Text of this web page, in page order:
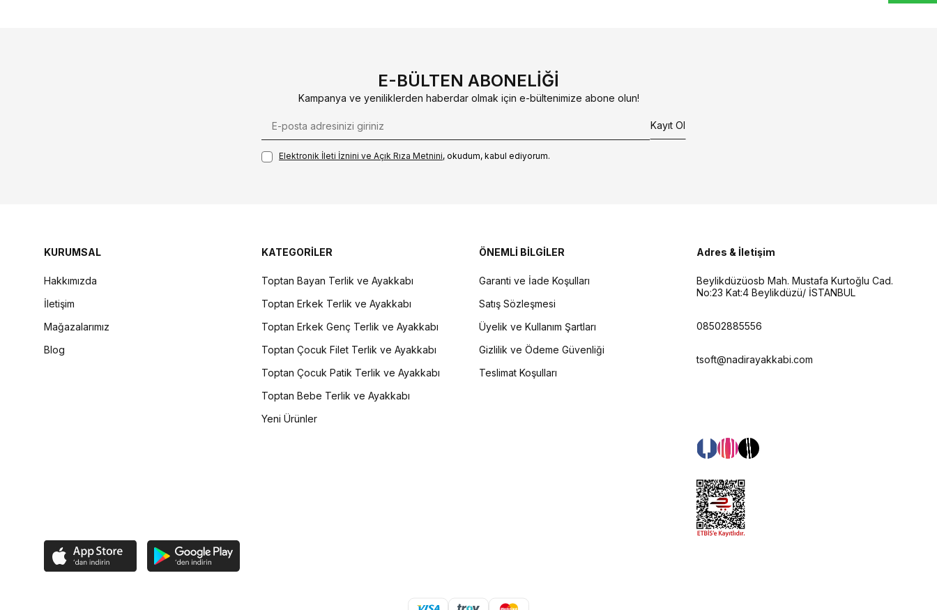
E-BÜLTEN ABONELIĞI
Kampanya ve yeniliklerden haberdar olmak için e-bültenimize abone olun!
Kayıt Ol
Elektronik İleti İzni‌ni ve Açık Rıza Metni‌ni, okudum, kabul ediyorum.
KURUMSAL
Hakkımızda
İletişim
Mağazalarımız
Blog
KATEGORİLER
Toptan Bayan Terlik ve Ayakkabı
Toptan Erkek Terlik ve Ayakkabı
Toptan Erkek Genç Terlik ve Ayakkabı
Toptan Çocuk Filet Terlik ve Ayakkabı
Toptan Çocuk Patik Terlik ve Ayakkabı
Toptan Bebe Terlik ve Ayakkabı
Yeni Ürünler
ÖNEMLİ BİLGİLER
Garanti ve İade Koşulları
Satış Sözleşmesi
Üyelik ve Kullanım Şartları
Gizlilik ve Ödeme Güvenliği
Teslimat Koşulları
Adres & İletişim
Beylikdüzüosb Mah. Mustafa Kurtoğlu Cad.
No:23 Kat:4 Beylikdüzü/ İSTANBUL
08502885556
tsoft@nadirayakkabi.com